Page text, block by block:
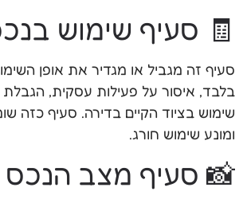
🧾 סעיף שימוש
סעיף זה מגביל או מגדיר את אופן
בלבד, איסור על פעילות עסקית, הגבלת
שימוש בציוד הקיים בדירה. סעיף כזה
ומונע שימוש חורג.
📸 סעיף מצב הנכס